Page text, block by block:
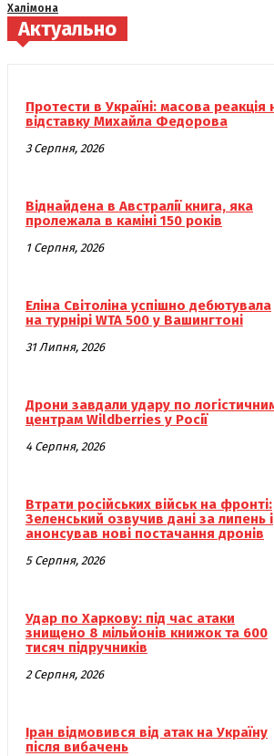
Халімона
Актуально
Протести в Україні: масова реакція
відставку Михайла Федорова
3 Серпня, 2026
Віднайдена в Австралії книга, яка
пролежала в каміні 150 років
1 Серпня, 2026
Еліна Світоліна успішно дебютувала
на турнірі WTA 500 у Вашингтоні
31 Липня, 2026
Дрони завдали удару по
центрам Wildberries у Росії
4 Серпня, 2026
Втрати російських військ на фронті:
Зеленський озвучив дані за липень і
анонсував нові постачання дронів
5 Серпня, 2026
Удар по Харкову: під час атаки
знищено 8 мільйонів книжок та 600
тисяч підручників
2 Серпня, 2026
Іран відмовився від атак на Україну
після вибачень